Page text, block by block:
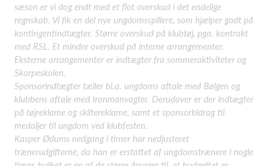
sæson er vi dog endt med et flot overskud i det endelige
regnskab. Vi fik en del nye ungdomsspillere, som hjælper godt på
kontingentindtægter. Større overskud på klubtøj, pga. kontrakt
med RSL. Et mindre overskud på interne arrangementer.
Eksterne arrangementer er indtægter fra sommeraktiviteter og
Skorpeskolen.
Sponsorindtægter tæller bl.a. ungdoms aftale med Bølgen og
klubbens aftale med Ironmanvagter. Derudover er der indtægter
på tøjreklame og skiltereklame, samt et sponsorbidrag til
medaljer til ungdom ved klubfesten.
Kasper Ødums nedgang i timer har nedjusteret
trænerudgifterne, da han er erstattet af ungdomstrænere i nogle